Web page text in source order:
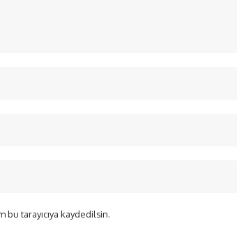
bu tarayıcıya kaydedilsin.